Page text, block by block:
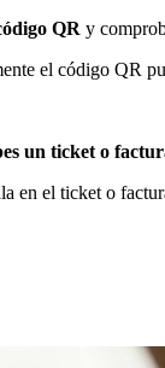
QR y
el código QR
un ticket o
en el ticket o